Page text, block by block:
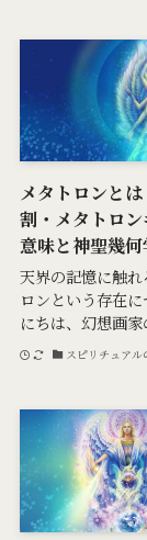
メタトロンと
割・メタトロ
意味と神聖幾
天界の記憶に触
ロンという存在
にちは、幻想画
スピリチュアル